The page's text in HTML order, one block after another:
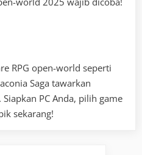
RPG open-world seperti
Saga tawarkan
PC Anda, pilih game
sekarang!